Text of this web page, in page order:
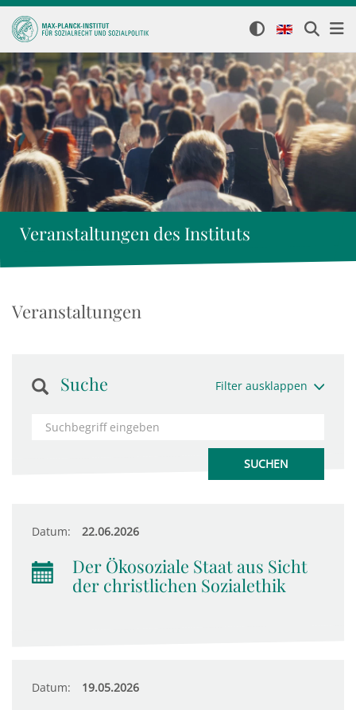
Veranstaltungen des Instituts
Veranstaltungen
Suche Filter ausklappen
Datum: 22.06.2026
Der Ökosoziale Staat aus Sicht
der christlichen Sozialethik
Datum: 19.05.2026